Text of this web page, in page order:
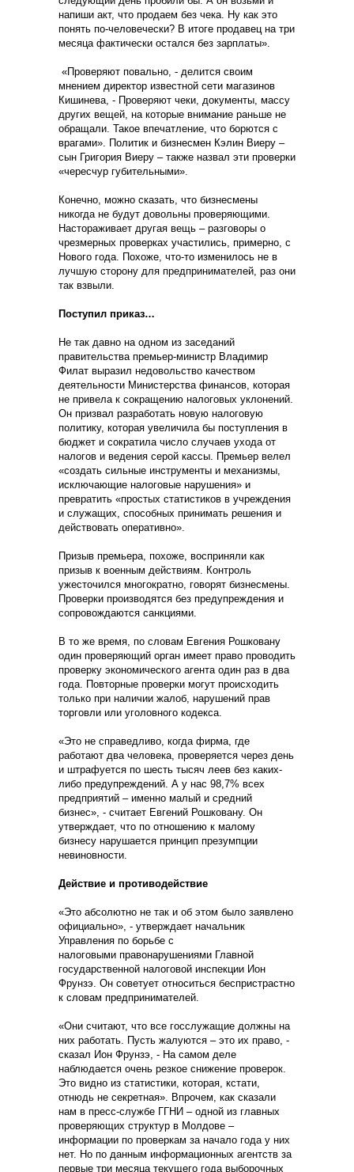
напиши акт, что продаем без чека. Ну как это
понять по-человечески? В итоге продавец на три
месяца фактически остался без зарплаты».
«Проверяют повально, - делится своим
мнением директор известной сети магазинов
Кишинева, - Проверяют чеки, документы, массу
других вещей, на которые внимание раньше не
обращали. Такое впечатление, что борются с
врагами». Политик и бизнесмен Кэлин Виеру –
сын Григория Виеру – также назвал эти проверки
«чересчур губительными».
Конечно, можно сказать, что бизнесмены
никогда не будут довольны проверяющими.
Настораживает другая вещь – разговоры о
чрезмерных проверках участились, примерно, с
Нового года. Похоже, что-то изменилось не в
лучшую сторону для предпринимателей, раз они
так взвыли.
Поступил приказ…
Не так давно на одном из заседаний
правительства премьер-министр Владимир
Филат выразил недовольство качеством
деятельности Министерства финансов, которая
не привела к сокращению налоговых уклонений.
Он призвал разработать новую налоговую
политику, которая увеличила бы поступления в
бюджет и сократила число случаев ухода от
налогов и ведения серой кассы. Премьер велел
«создать сильные инструменты и механизмы,
исключающие налоговые нарушения» и
превратить «простых статистиков в учреждения
и служащих, способных принимать решения и
действовать оперативно».
Призыв премьера, похоже, восприняли как
призыв к военным действиям. Контроль
ужесточился многократно, говорят бизнесмены.
Проверки производятся без предупреждения и
сопровождаются санкциями.
В то же время, по словам Евгения Рошковану
один проверяющий орган имеет право проводить
проверку экономического агента один раз в два
года. Повторные проверки могут происходить
только при наличии жалоб, нарушений прав
торговли или уголовного кодекса.
«Это не справедливо, когда фирма, где
работают два человека, проверяется через день
и штрафуется по шесть тысяч леев без каких-
либо предупреждений. А у нас 98,7% всех
предприятий – именно малый и средний
бизнес», - считает Евгений Рошковану. Он
утверждает, что по отношению к малому
бизнесу нарушается принцип презумпции
невиновности.
Действие и противодействие
«Это абсолютно не так и об этом было заявлено
официально», - утверждает начальник
Управления по борьбе с
налоговыми правонарушениями Главной
государственной налоговой инспекции Ион
Фрунзэ. Он советует относиться беспристрастно
к словам предпринимателей.
«Они считают, что все госслужащие должны на
них работать. Пусть жалуются – это их право, -
сказал Ион Фрунзэ, - На самом деле
наблюдается очень резкое снижение проверок.
Это видно из статистики, которая, кстати,
отнюдь не секретная». Впрочем, как сказали
нам в пресс-службе ГГНИ – одной из главных
проверяющих структур в Молдове –
информации по проверкам за начало года у них
нет. Но по данным информационных агентств за
первые три месяца текущего года выборочных